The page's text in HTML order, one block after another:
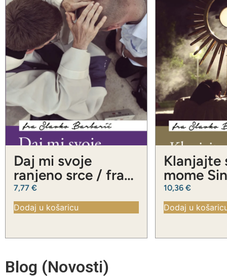
Daj mi svoje
ranjeno srce / fra
Slavko Barbarić
7,77 €
Dodaj u košaricu
Klanjajte
mome
Slavko
10,36 €
Dodaj u
Blog (Novosti)